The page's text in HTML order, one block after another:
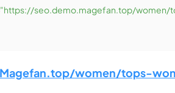
"https://seo.demo.magefan.top/women/
women/tops-